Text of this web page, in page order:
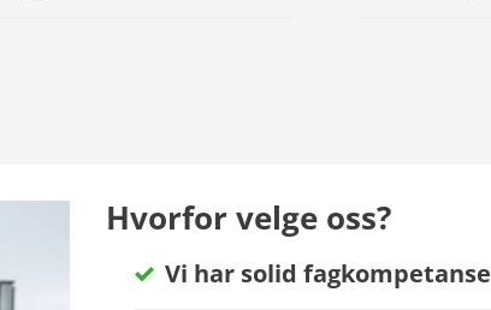
Hvorfor velge oss?
Vi har solid fagkompetanse